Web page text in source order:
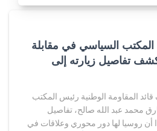
المكتب السياسي في مقابلة
تفاصيل زيارته إلى
المقاومة الوطنية رئيس المكتب
محمد عبد الله صالح، تفاصيل
أن روسيا لها دور محوري وعلاقات في